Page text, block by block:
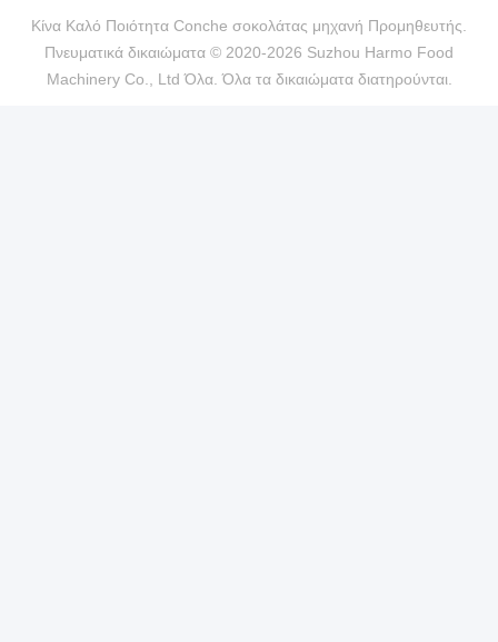
Κίνα Καλό Ποιότητα Conche σοκολάτας μηχανή Προμηθευτής.
Πνευματικά δικαιώματα © 2020-2026 Suzhou Harmo Food
Machinery Co., Ltd Όλα. Όλα τα δικαιώματα διατηρούνται.